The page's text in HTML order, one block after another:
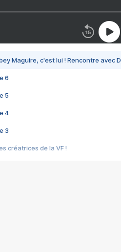
Maguire, c'est lui ! Rencontre avec
6
5
4
3
créatrices de la VF !